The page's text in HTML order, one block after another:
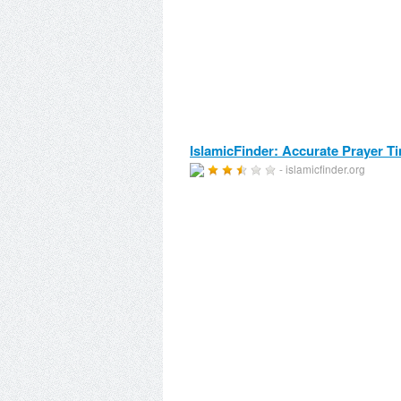
IslamicFinder: Accurate Prayer
- islamicfinder.org